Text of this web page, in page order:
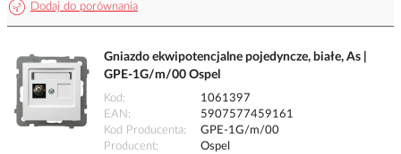
Dodaj do porównania
Gniazdo ekwipotencjalne pojedyncze, białe, As |
GPE-1G/m/00 Ospel
Kod
1061397
EAN
5907577459161
Kod Producenta
GPE-1G/m/00
Producent
Ospel